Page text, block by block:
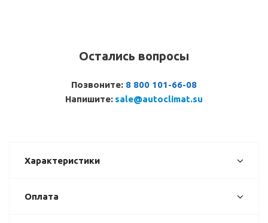
Остались вопросы
Позвоните: 8 800 101-66-08
Напишите: sale@autoclimat.su
Характеристики
Оплата